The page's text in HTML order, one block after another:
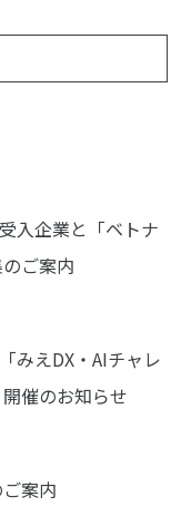
入企業と「ベトナ
ご案内
みえDX・AIチャレ
催のお知らせ
案内